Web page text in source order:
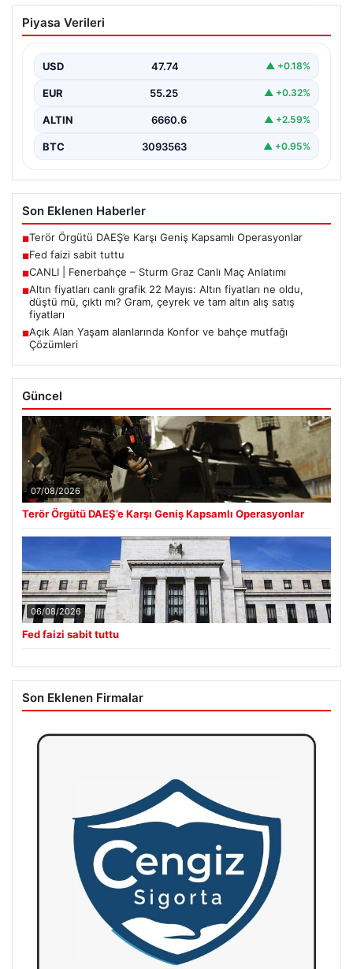
Fed faizi sabit tuttu
Piyasa Verileri
USD 47.74 ▲ +0.18%
EUR 55.25 ▲ +0.32%
ALTIN 6660.6 ▲ +2.59%
BTC 3093563 ▲ +0.95%
Son Eklenen Haberler
■Terör Örgütü DAEŞ’e Karşı Geniş Kapsamlı Operasyonlar
■Fed faizi sabit tuttu
■CANLI | Fenerbahçe – Sturm Graz Canlı Maç Anlatımı
■Altın fiyatları canlı grafik 22 Mayıs: Altın fiyatları ne oldu,
düştü mü, çıktı mı? Gram, çeyrek ve tam altın alış satış
fiyatları
■Açık Alan Yaşam alanlarında Konfor ve bahçe mutfağı
Çözümleri
Güncel
07/08/2026
Terör Örgütü DAEŞ’e Karşı Geniş Kapsamlı Operasyonlar
06/08/2026
Fed faizi sabit tuttu
Son Eklenen Firmalar